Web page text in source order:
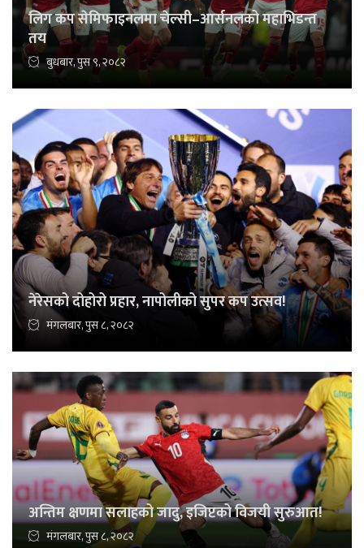
लिग कप सेमिफाइनलमा चेल्सी–आर्सनलको महाभिडन्त
तय
बुधबार, पुस ९, २०८२
नेरेसको दोहोरो प्रहार, नापोलीको सुपर कप उत्सव!
मंगलबार, पुस ८, २०८२
अन्तिम क्षणमा सलाहको जादु, इजिप्टको विजयी सुरुआत!
मंगलबार, पुस ८, २०८२